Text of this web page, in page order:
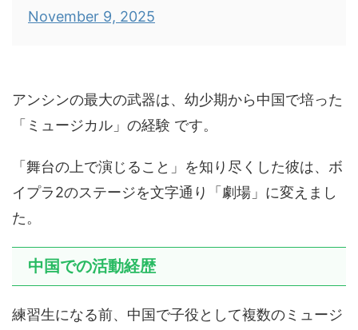
November 9, 2025
アンシンの最大の武器は、幼少期から中国で培った
「ミュージカル」の経験 です。
「舞台の上で演じること」を知り尽くした彼は、ボ
イプラ2のステージを文字通り「劇場」に変えまし
た。
中国での活動経歴
練習生になる前、中国で子役として複数のミュージ